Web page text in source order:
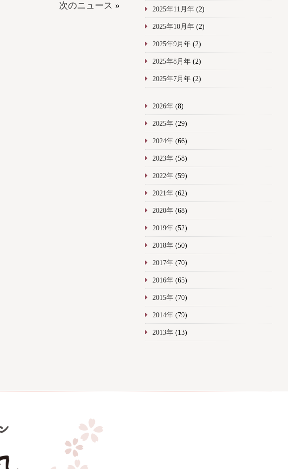
次のニュース » 2025年11月年(2)
2025年10月年(2)
2025年9月年(2)
2025年8月年(2)
2025年7月年(2)
2026年(8)
2025年(29)
2024年(66)
2023年(58)
2022年(59)
2021年(62)
2020年(68)
2019年(52)
2018年(50)
2017年(70)
2016年(65)
2015年(70)
2014年(79)
2013年(13)